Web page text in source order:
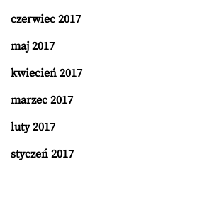
czerwiec 2017
maj 2017
kwiecień 2017
marzec 2017
luty 2017
styczeń 2017